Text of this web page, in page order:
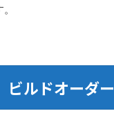
ビルドオーダー